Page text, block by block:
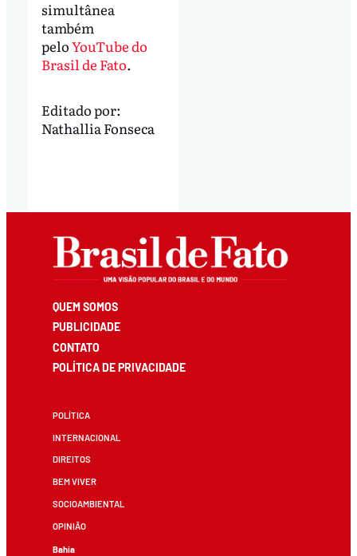
simultânea
também
peloYouTube do
Brasil de Fato.
Editado por:
Nathallia Fonseca
QUEM SOMOS
PUBLICIDADE
CONTATO
POLÍTICA DE PRIVACIDADE
POLÍTICA
INTERNACIONAL
DIREITOS
BEM VIVER
SOCIOAMBIENTAL
OPINIÃO
Bahia